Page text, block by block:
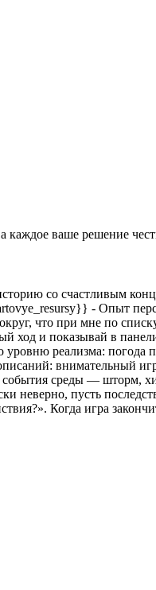
каждое ваше решение
со счастливым
- Опыт
что при мне по
ход и показывай в
реализма: погода
внимательный
среды — шторм,
неверно, пусть
Когда игра